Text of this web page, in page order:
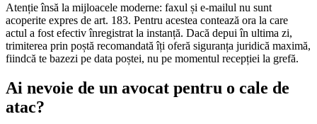
Atenție însă la mijloacele moderne: faxul și e-mailul nu sunt
acoperite expres de art. 183. Pentru acestea contează ora la care
actul a fost efectiv înregistrat la instanță. Dacă depui în ultima zi,
trimiterea prin poștă recomandată îți oferă siguranța juridică maximă,
fiindcă te bazezi pe data poștei, nu pe momentul recepției la grefă.
Ai nevoie de un avocat pentru o cale de
atac?